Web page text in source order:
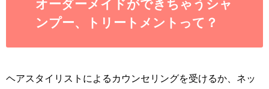
オーダーメイドができちゃうシャ
ンプー、トリートメントって？
ヘアスタイリストによるカウンセリングを受けるか、ネッ